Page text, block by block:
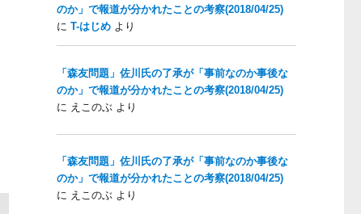
のか」で報道が分かれたことの考察(2018/04/25)
に T-はじめより
「森友問題」佐川氏の了承が「事前なのか事後な
のか」で報道が分かれたことの考察(2018/04/25)
に えこのぶより
「森友問題」佐川氏の了承が「事前なのか事後な
のか」で報道が分かれたことの考察(2018/04/25)
に えこのぶより